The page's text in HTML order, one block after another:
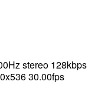
stereo 128kbps
30.00fps